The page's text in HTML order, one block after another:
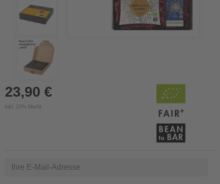
23,90 €
inkl. 10% MwSt.